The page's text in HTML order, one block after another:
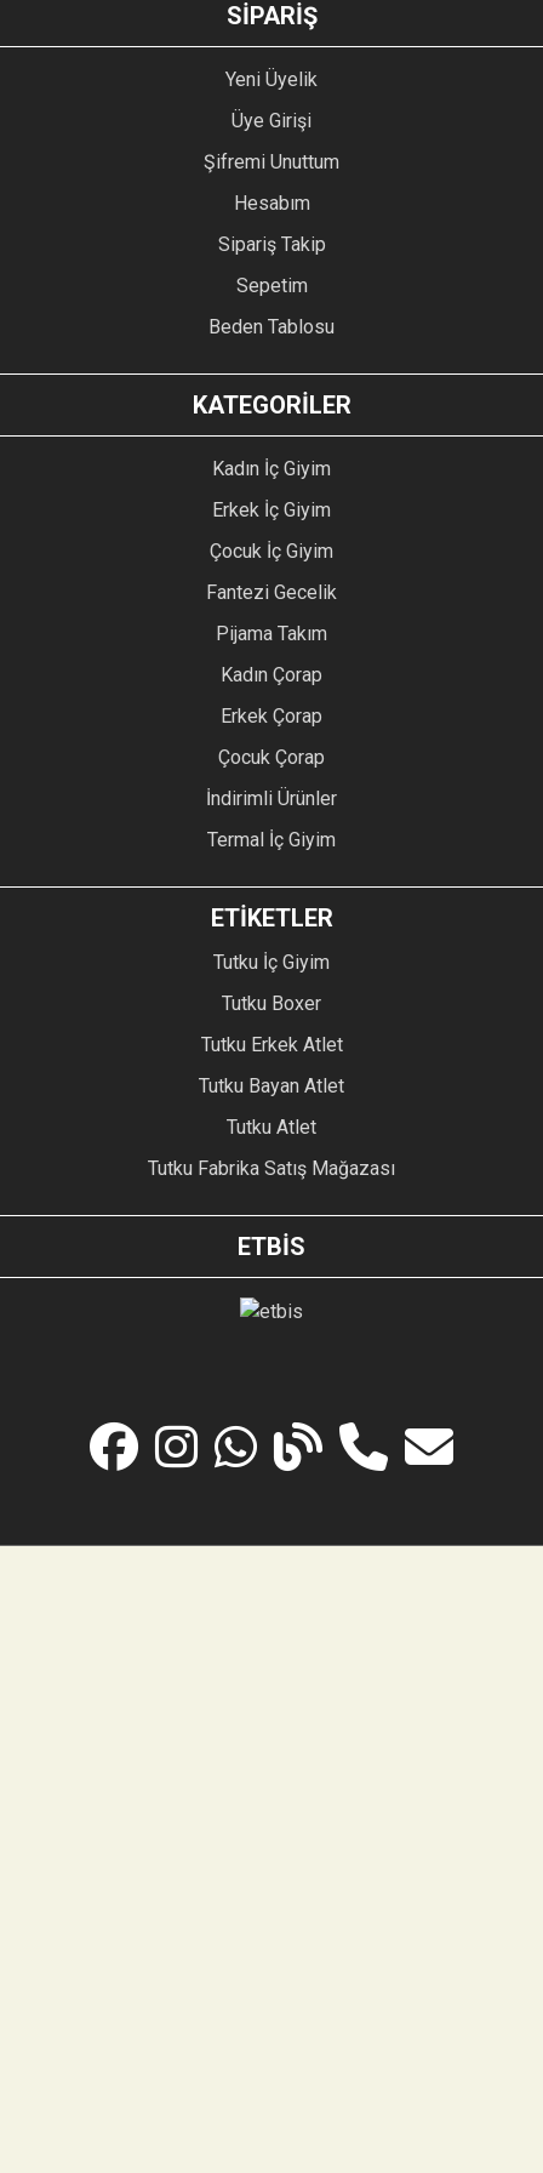
SİPARİŞ
Yeni Üyelik
Üye Girişi
Şifremi Unuttum
Hesabım
Sipariş Takip
Sepetim
Beden Tablosu
KATEGORİLER
Kadın İç Giyim
Erkek İç Giyim
Çocuk İç Giyim
Fantezi Gecelik
Pijama Takım
Kadın Çorap
Erkek Çorap
Çocuk Çorap
İndirimli Ürünler
Termal İç Giyim
ETİKETLER
Tutku İç Giyim
Tutku Boxer
Tutku Erkek Atlet
Tutku Bayan Atlet
Tutku Atlet
Tutku Fabrika Satış Mağazası
ETBİS